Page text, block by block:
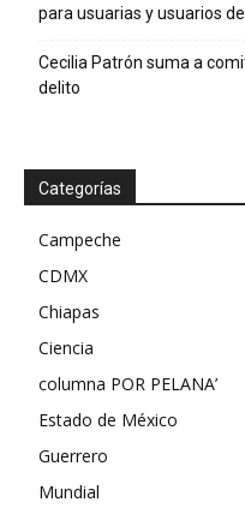
para usuarias y usuarios
Cecilia Patrón suma a
delito
Categorías
Campeche
CDMX
Chiapas
Ciencia
columna POR PELANA’
Estado de México
Guerrero
Mundial